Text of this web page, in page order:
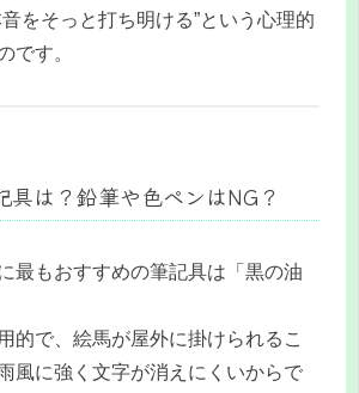
をそっと打ち明ける”という心理的
です。
は？鉛筆や色ペンはNG？
最もおすすめの筆記具は「黒の油
的で、絵馬が屋外に掛けられるこ
風に強く文字が消えにくいからで